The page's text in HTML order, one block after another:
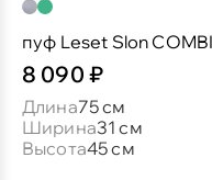
пуф Leset Slon COMBI
8 090 ₽
Длина75 см
Ширина31 см
Высота45 см